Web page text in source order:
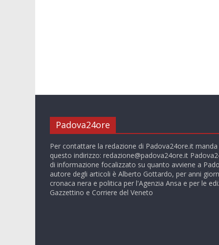
Padova24ore
Per contattare la redazione di Padova24ore.it
questo indirizzo: redazione@padova24ore.it
di informazione focalizzato su quanto avviene a
autore degli articoli è Alberto Gottardo, per anni
cronaca nera e politica per l'Agenzia Ansa e per le
Gazzettino e Corriere del Veneto